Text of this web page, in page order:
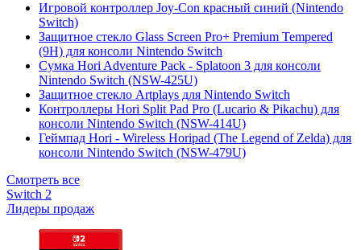
Игровой контроллер Joy-Con красный синий (Nintendo
Switch)
Защитное стекло Glass Screen Pro+ Premium Tempered
(9H) для консоли Nintendo Switch
Сумка Hori Adventure Pack - Splatoon 3 для консоли
Nintendo Switch (NSW-425U)
Защитное стекло Artplays для Nintendo Switch
Контроллеры Hori Split Pad Pro (Lucario & Pikachu) для
консоли Nintendo Switch (NSW-414U)
Геймпад Hori - Wireless Horipad (The Legend of Zelda) для
консоли Nintendo Switch (NSW-479U)
Смотреть все
Switch 2
Лидеры продаж